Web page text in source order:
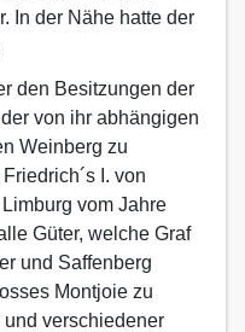
In der Nähe hatte der
den Besitzungen der
von ihr abhängigen
Weinberg zu
I. von
vom Jahre
Güter, welche Graf
und Saffenberg
Montjoie zu
und verschiedener